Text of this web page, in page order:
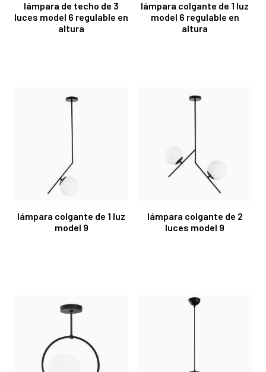
lámpara de techo de 3
luces model 6 regulable en
altura
lámpara colgante de 1 luz
model 6 regulable en
altura
lámpara colgante de 1 luz
model 9
lámpara colgante de 2
luces model 9